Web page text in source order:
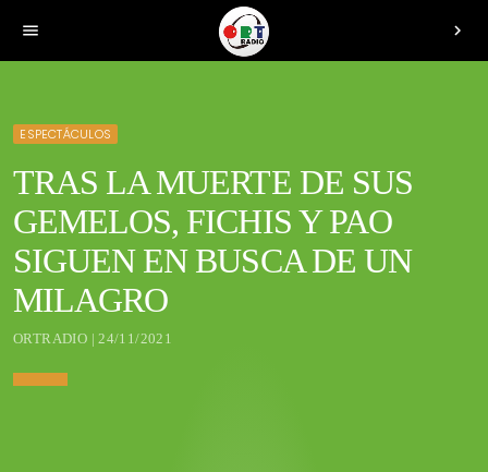
menu chevron_right
ESPECTÁCULOS
TRAS LA MUERTE DE SUS
GEMELOS, FICHIS Y PAO
SIGUEN EN BUSCA DE UN
MILAGRO
ORTRADIO | 24/11/2021